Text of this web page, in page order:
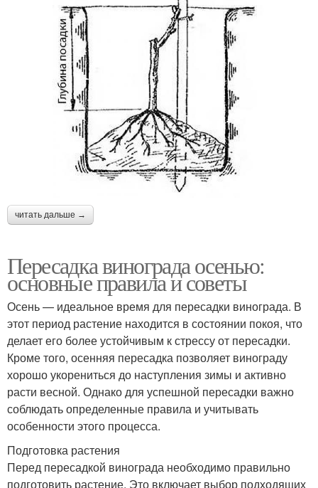
читать дальше →
Пересадка винограда осенью:
основные правила и советы
Осень — идеальное время для пересадки винограда. В
этот период растение находится в состоянии покоя, что
делает его более устойчивым к стрессу от пересадки.
Кроме того, осенняя пересадка позволяет винограду
хорошо укорениться до наступления зимы и активно
расти весной. Однако для успешной пересадки важно
соблюдать определенные правила и учитывать
особенности этого процесса.
Подготовка растения
Перед пересадкой винограда необходимо правильно
подготовить растение. Это включает выбор подходящих